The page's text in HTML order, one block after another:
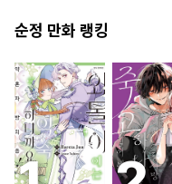
순정 만화 랭킹